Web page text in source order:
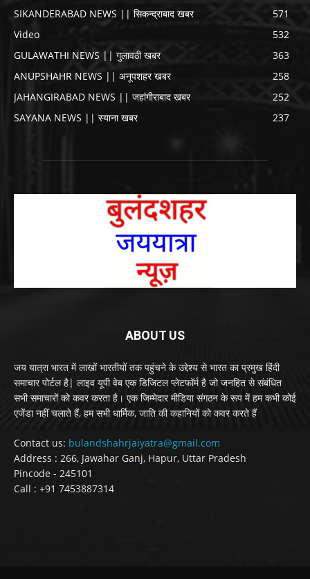
SIKANDERABAD NEWS || सिकन्द्राबाद खबर
571
Video
532
GULAWATHI NEWS || गुलावठी खबर
363
ANUPSHAHR NEWS || अनूपशहर खबर
258
JAHANGIRABAD NEWS || जहांगीराबाद खबर
252
SAYANA NEWS || स्याना खबर
237
ABOUT US
जय यात्रा भारत में लाखों भारतीयों तक पहुंचने के उद्देश्य से भारत का प्रमुख हिंदी
समाचार पोर्टल है| लाइव यूपी वेब एक डिजिटल प्लेटफॉर्म है जो जनहित से संबंधित
सभी समाचारों को कवर करता है। एक जिम्मेदार मीडिया संगठन के रूप में हम कभी कोई
एजेंडा नहीं चलाते हैं, हम सभी धार्मिक, जाति की कहानियों को कवर करते हैं
Contact us: bulandshahrjaiyatra@gmail.com
Address : 266, Jawahar Ganj, Hapur, Uttar Pradesh
Pincode - 245101
Call : +91 7453887314